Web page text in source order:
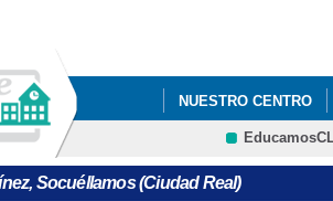
NUESTRO CENTRO
Socuéllamos (Ciudad Real)